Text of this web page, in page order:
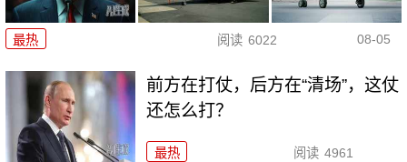
最热 阅读 6022 08-05
前方在打仗，后方在“清场”，这仗
还怎么打？
最热 阅读 4961